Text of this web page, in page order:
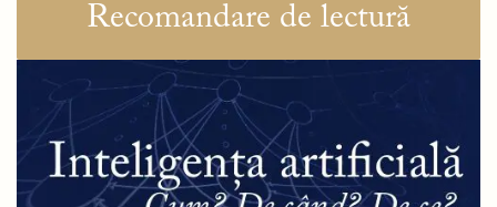
Recomandare de lectură